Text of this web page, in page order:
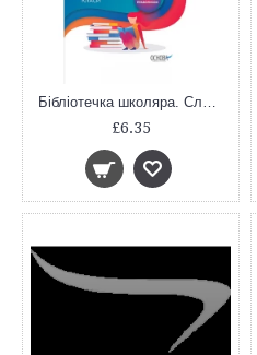
Бібліотечка школяра. Словник фразеологізмів та сталих виразів сучасної української мови. 5-11 клас КДН008
£6.35